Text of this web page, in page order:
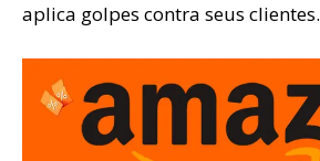
aplica golpes contra seus clientes.